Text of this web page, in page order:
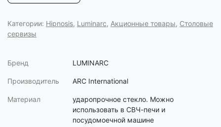
Категории: Hipnosis, Luminarc, Акционные товары, Столовые
сервизы
Бренд LUMINARC
Производитель ARC International
Материал
ударопрочное стекло. Можно
использовать в СВЧ-печи и
посудомоечной машине